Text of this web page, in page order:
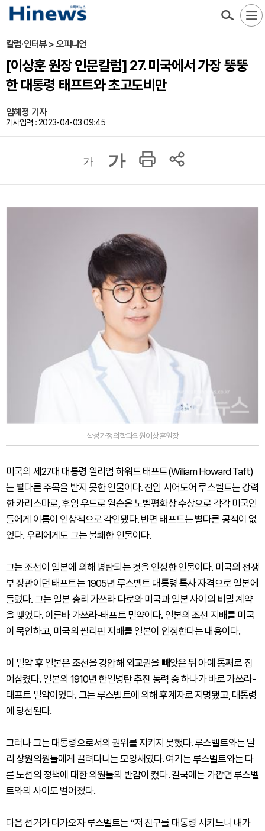
칼럼·인터뷰 > 오피니언
[이상훈 원장 인문칼럼] 27. 미국에서 가장 뚱뚱
한 대통령 태프트와 초고도비만
임혜정 기자
기사입력 : 2023-04-03 09:45
가 가
삼성가정의학과의원이상훈원장
미국의 제27대 대통령 윌리엄 하워드 태프트(William Howard Taft)
는 별다른 주목을 받지 못한 인물이다. 전임 시어도어 루스벨트는 강력
한 카리스마로, 후임 우드로 윌슨은 노벨평화상 수상으로 각각 미국인
들에게 이름이 인상적으로 각인됐다. 반면 태프트는 별다른 공적이 없
었다. 우리에게도 그는 불쾌한 인물이다.
그는 조선이 일본에 의해 병탄되는 것을 인정한 인물이다. 미국의 전쟁
부 장관이던 태프트는 1905년 루스벨트 대통령 특사 자격으로 일본에
들렀다. 그는 일본 총리 가쓰라 다로와 미국과 일본 사이의 비밀 계약
을 맺었다. 이른바 가쓰라-태프트 밀약이다. 일본의 조선 지배를 미국
이 묵인하고, 미국의 필리핀 지배를 일본이 인정한다는 내용이다.
이 밀약 후 일본은 조선을 강압해 외교권을 빼앗은 뒤 아예 통째로 집
어삼켰다. 일본의 1910년 한일병탄 추진 동력 중 하나가 바로 가쓰라-
태프트 밀약이었다. 그는 루스벨트에 의해 후계자로 지명됐고, 대통령
에 당선된다.
그러나 그는 대통령으로서의 권위를 지키지 못했다. 루스벨트와는 달
리 상원의원들에게 끌려다니는 모양새였다. 여기는 루스벨트와는 다
른 노선의 정책에 대한 의원들의 반감이 컸다. 결국에는 가깝던 루스벨
트와의 사이도 벌어졌다.
다음 선거가 다가오자 루스벨트는 “저 친구를 대통령 시키느니 내가